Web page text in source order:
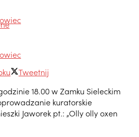
Tweetnij
18.00 w Zamku Sieleckim
kuratorskie
Jaworek pt.: „Olly olly oxen